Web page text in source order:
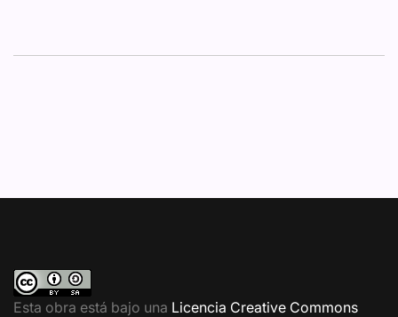
Esta obra está bajo una Licencia Creative Commons